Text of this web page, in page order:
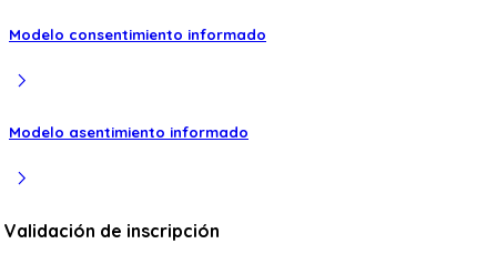
Modelo consentimiento informado
chevron_right
Modelo asentimiento informado
chevron_right
Validación de inscripción